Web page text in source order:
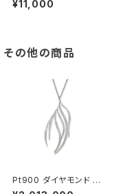
¥11,000
その他の商品
Pt900 ダイヤモンド ペ
ンダントネックレス